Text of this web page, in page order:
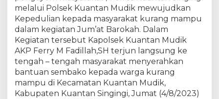
a
p
o
l
e
k
K
u
a
melalui Polsek Kuantan Mudik mewujudkan
Kepedulian kepada masyarakat kurang mampu
dalam kegiatan Jum’at Barokah. Dalam
Kegiatan tersebut Kapolsek Kuantan Mudik
AKP Ferry M Fadillah,SH terjun langsung ke
tengah – tengah masyarakat menyerahkan
bantuan sembako kepada warga kurang
mampu di Kecamatan Kuantan Mudik,
Kabupaten Kuantan Singingi, Jumat (4/8/2023)